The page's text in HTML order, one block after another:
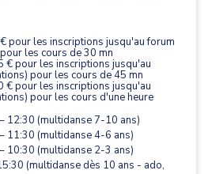
animés. Découverte de
faciles (zumba, street jazz,
Groupe 7-10 ans :
pour apprendre les
découvrir des styles de danses
danses en ligne, danses
à une danse à deux, danses du
sauté, danse irlandaise) pour se
(country, madison, salsa, cha
pour travailler la coordination,
s'amuser
pour les inscriptions jusqu'au forum
les cours de 30 mn
€ pour les inscriptions jusqu'au
pour les cours de 45 mn
€ pour les inscriptions jusqu'au
pour les cours d'une heure
12:30 (multidanse 7-10 ans)
11:30 (multidanse 4-6 ans)
10:30 (multidanse 2-3 ans)
(multidanse dès 10 ans - ado,